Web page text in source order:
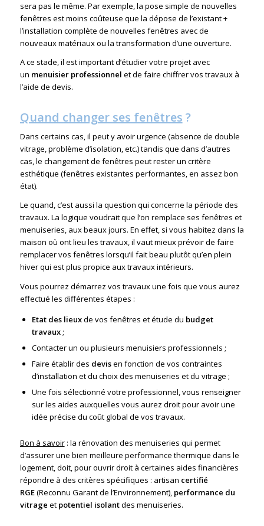
sera pas le même. Par exemple, la pose simple de nouvelles
fenêtres est moins coûteuse que la dépose de l’existant +
l’installation complète de nouvelles fenêtres avec de
nouveaux matériaux ou la transformation d’une ouverture.
A ce stade, il est important d’étudier votre projet avec
un menuisier professionnel et de faire chiffrer vos travaux à
l’aide de devis.
Quand changer ses fenêtres ?
Dans certains cas, il peut y avoir urgence (absence de double
vitrage, problème d’isolation, etc.) tandis que dans d’autres
cas, le changement de fenêtres peut rester un critère
esthétique (fenêtres existantes performantes, en assez bon
état).
Le quand, c’est aussi la question qui concerne la période des
travaux. La logique voudrait que l’on remplace ses fenêtres et
menuiseries, aux beaux jours. En effet, si vous habitez dans la
maison où ont lieu les travaux, il vaut mieux prévoir de faire
remplacer vos fenêtres lorsqu’il fait beau plutôt qu’en plein
hiver qui est plus propice aux travaux intérieurs.
Vous pourrez démarrez vos travaux une fois que vous aurez
effectué les différentes étapes :
Etat des lieuxde vos fenêtres et étude du budget
travaux;
Contacter un ou plusieurs menuisiers professionnels ;
Faire établir des devisen fonction de vos contraintes
d’installation et du choix des menuiseries et du vitrage ;
Une fois sélectionné votre professionnel, vous renseigner
sur les aides auxquelles vous aurez droit pour avoir une
idée précise du coût global de vos travaux.
Bon à savoir: la rénovation des menuiseries qui permet
d’assurer une bien meilleure performance thermique dans le
logement, doit, pour ouvrir droit à certaines aides financières
répondre à des critères spécifiques : artisan certifié
RGE(Reconnu Garant de l’Environnement), performance du
vitrage et potentiel isolantdes menuiseries.